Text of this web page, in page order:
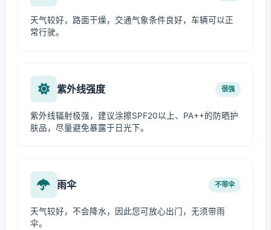
天气较好，路面干燥，交通气象条件良好，车辆可以正
常行驶。
紫外线强度 很强
紫外线辐射极强，建议涂擦SPF20以上、PA++的防晒护
肤品，尽量避免暴露于日光下。
雨伞 不带伞
天气较好，不会降水，因此您可放心出门，无须带雨
伞。